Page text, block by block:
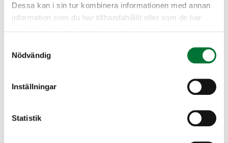
Dessa kan i sin tur kombinera informationen med annan
information som du har tillhandahållit eller som de har
Nödvändig
Inställningar
Statistik
Lojo jaktvårdsförening
050-5754863